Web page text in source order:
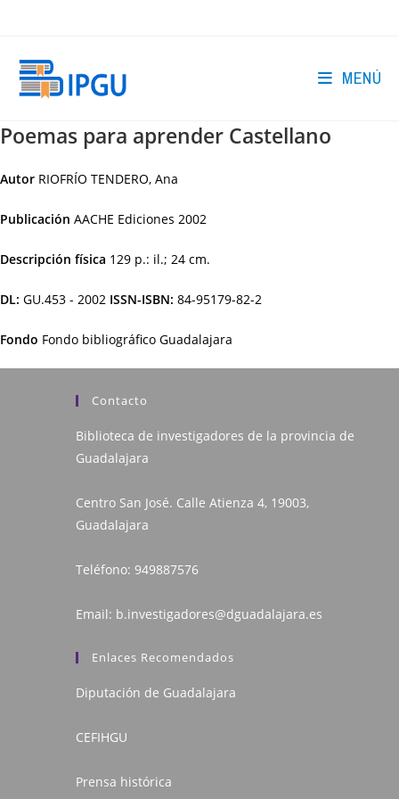
MENÚ
Poemas para aprender Castellano
Autor RIOFRÍO TENDERO, Ana
Publicación AACHE Ediciones 2002
Descripción física 129 p.: il.; 24 cm.
DL: GU.453 - 2002 ISSN-ISBN: 84-95179-82-2
Fondo Fondo bibliográfico Guadalajara
Contacto
Biblioteca de investigadores de la provincia de
Guadalajara
Centro San José. Calle Atienza 4, 19003,
Guadalajara
Teléfono: 949887576
Email: b.investigadores@dguadalajara.es
Enlaces Recomendados
Diputación de Guadalajara
CEFIHGU
Prensa histórica